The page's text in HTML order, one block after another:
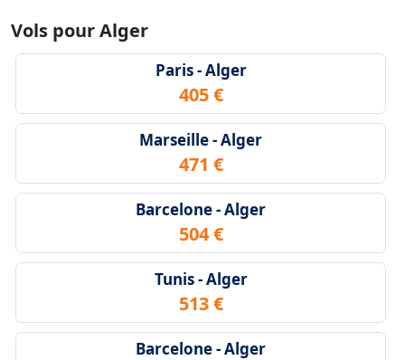
Vols pour Alger
Paris - Alger
405 €
Marseille - Alger
471 €
Barcelone - Alger
504 €
Tunis - Alger
513 €
Barcelone - Alger